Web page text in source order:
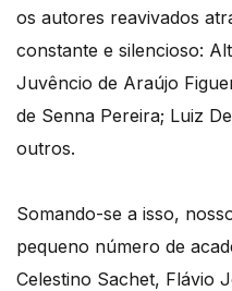
os autores reavivados
constante e silencioso:
Juvêncio de Araújo
de Senna Pereira; Luiz
outros.
Somando-se a isso,
pequeno número de
Celestino Sachet, Flávio